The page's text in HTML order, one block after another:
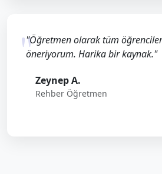
"Öğretmen olarak tüm
öneriyorum. Harika bir kaynak."
Zeynep A.
Rehber Öğretmen